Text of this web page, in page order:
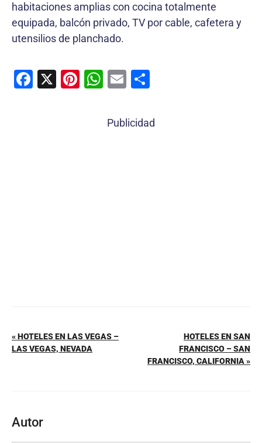
habitaciones amplias con cocina totalmente
equipada, balcón privado, TV por cable, cafetera y
utensilios de planchado.
F
X
Pi W
at
E
ai m
Publicidad
« HOTELES EN LAS VEGAS –
LAS VEGAS, NEVADA
HOTELES EN SAN
FRANCISCO – SAN
FRANCISCO, CALIFORNIA »
Autor